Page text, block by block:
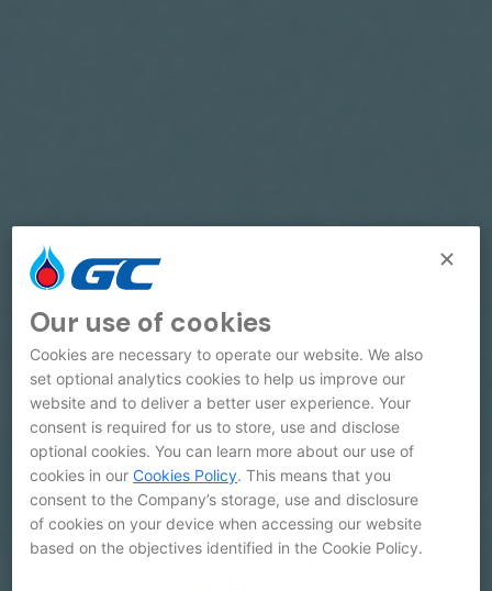
Our use of cookies
Cookies are necessary to operate our website. We also
set optional analytics cookies to help us improve our
website and to deliver a better user experience. Your
consent is required for us to store, use and disclose
optional cookies. You can learn more about our use of
cookies in ourCookies Policy. This means that you
consent to the Company’s storage, use and disclosure
of cookies on your device when accessing our website
based on the objectives identified in the Cookie Policy.